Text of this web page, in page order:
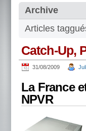
Archive
Articles
Catch-Up,
31/08/2009
La France
NPVR